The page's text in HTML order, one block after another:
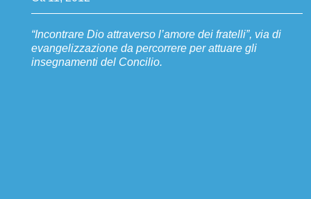
“Incontrare Dio attraverso l’amore dei fratelli”, via di
evangelizzazione da percorrere per attuare gli
insegnamenti del Concilio.